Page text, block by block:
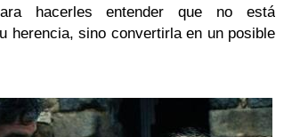
hacerles entender que no está
herencia, sino convertirla en un posible